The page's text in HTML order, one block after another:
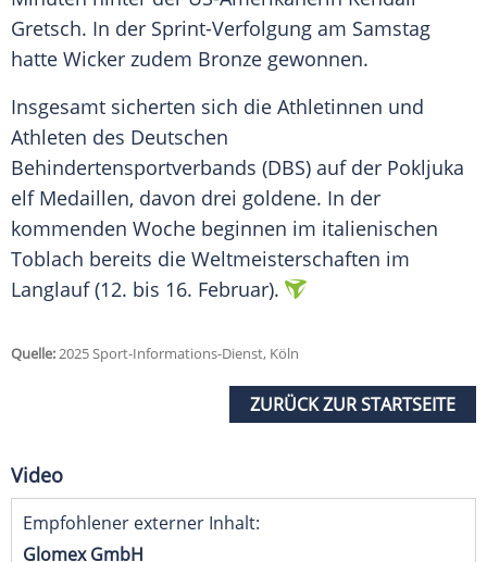
Gretsch. In der Sprint-Verfolgung am Samstag
hatte Wicker zudem Bronze gewonnen.
Insgesamt sicherten sich die Athletinnen und
Athleten des Deutschen
Behindertensportverbands (DBS) auf der Pokljuka
elf Medaillen, davon drei goldene. In der
kommenden Woche beginnen im italienischen
Toblach bereits die Weltmeisterschaften im
Langlauf(12. bis 16. Februar).
Quelle:2025 Sport-Informations-Dienst, Köln
ZURÜCK ZUR STARTSEITE
Video
Empfohlener externer Inhalt:
Glomex GmbH